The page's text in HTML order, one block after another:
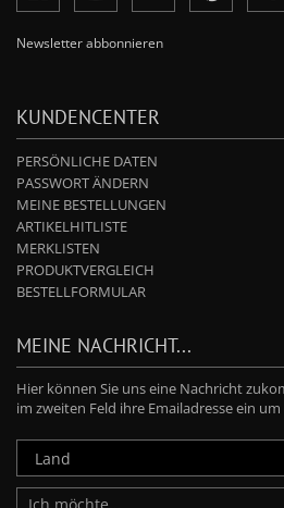
Newsletter abbonnieren
KUNDENCENTER
PERSÖNLICHE DATEN
PASSWORT ÄNDERN
MEINE BESTELLUNGEN
ARTIKELHITLISTE
MERKLISTEN
PRODUKTVERGLEICH
BESTELLFORMULAR
MEINE NACHRICHT...
Hier können Sie uns eine Nachricht
im zweiten Feld ihre Emailadresse ein